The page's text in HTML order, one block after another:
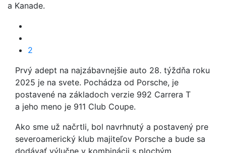
a Kanade.
2
Prvý adept na najzábavnejšie auto 28. týždňa roku
2025 je na svete. Pochádza od Porsche, je
postavené na základoch verzie 992 Carrera T
a jeho meno je 911 Club Coupe.
Ako sme už načrtli, bol navrhnutý a postavený pre
severoamerický klub majiteľov Porsche a bude sa
dodávať výlučne v kombinácii s plochým